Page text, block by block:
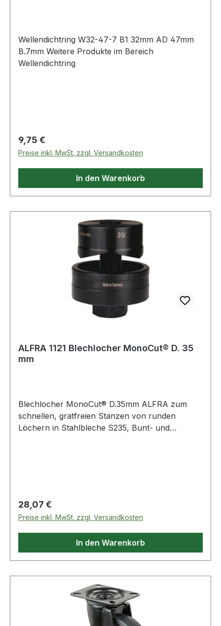
Wellendichtring W32-47-7 B1 32mm AD 47mm
B.7mm Weitere Produkte im Bereich
Wellendichtring
Regulärer Preis:
9,75 €
Preise inkl. MwSt. zzgl. Versandkosten
In den Warenkorb
ALFRA 1121 Blechlocher MonoCut® D. 35
mm
Blechlocher MonoCut® D.35mm ALFRA zum
schnellen, gratfreien Stanzen von runden
Löchern in Stahlbleche S235, Bunt- und
32,5 mm für Materialstärke 2 mm, Ø ab 35 mm
für Materialstärke 3 mm Weitere technische
Eigenschaften: · Materialstärke max.: 2mm
Regulärer Preis:
28,07 €
Preise inkl. MwSt. zzgl. Versandkosten
In den Warenkorb